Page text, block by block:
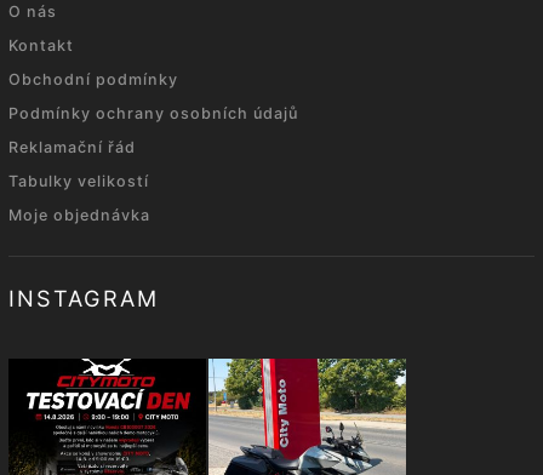
O nás
Kontakt
Obchodní podmínky
Podmínky ochrany osobních údajů
Reklamační řád
Tabulky velikostí
Moje objednávka
INSTAGRAM